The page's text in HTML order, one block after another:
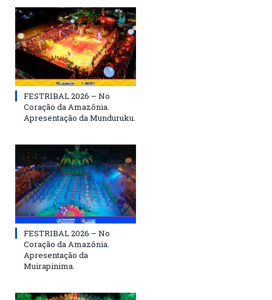
FESTRIBAL 2026 – No
Coração da Amazônia.
Apresentação da Munduruku.
FESTRIBAL 2026 – No
Coração da Amazônia.
Apresentação da
Muirapinima.